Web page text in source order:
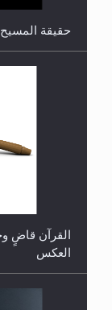
هل تعتبر
والأظافر
يُسمح الصلاة
حقيقة
القرآن قاضٍ
العكس